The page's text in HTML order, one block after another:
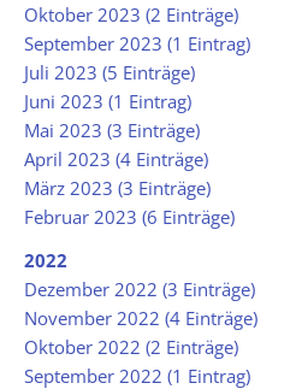
Oktober 2023 (2 Einträge)
September 2023 (1 Eintrag)
Juli 2023 (5 Einträge)
Juni 2023 (1 Eintrag)
Mai 2023 (3 Einträge)
April 2023 (4 Einträge)
März 2023 (3 Einträge)
Februar 2023 (6 Einträge)
2022
Dezember 2022 (3 Einträge)
November 2022 (4 Einträge)
Oktober 2022 (2 Einträge)
September 2022 (1 Eintrag)